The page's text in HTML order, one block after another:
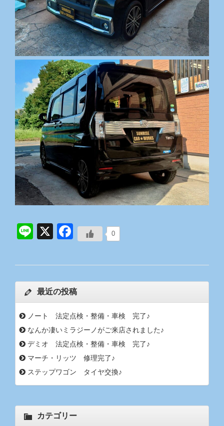
0
Line
X Facebook
最近の投稿
ノート 法定点検・整備・車検 完了♪
なんか凄いミラジーノがご来店されました♪
デミオ 法定点検・整備・車検 完了♪
マーチ・リッツ 修理完了♪
ステップワゴン タイヤ交換♪
カテゴリー